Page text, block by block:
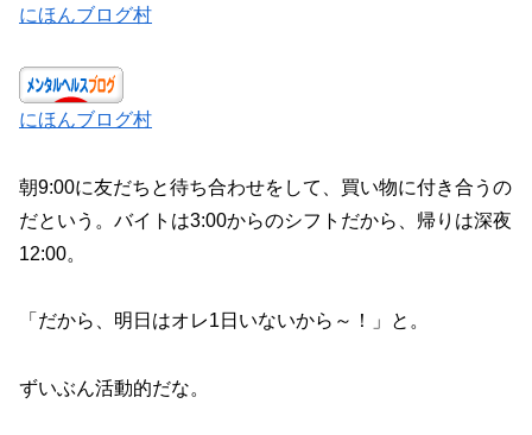
にほんブログ村
にほんブログ村
朝9:00に友だちと待ち合わせをして、買い物に付き合うの
だという。バイトは3:00からのシフトだから、帰りは深夜
12:00。
「だから、明日はオレ1日いないから～！」と。
ずいぶん活動的だな。